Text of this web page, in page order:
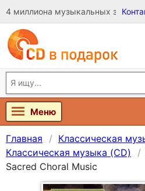
4 миллиона музыкальных
Меню
Главная
Классическая
Классическая музыка (CD)
Sacred Choral Music